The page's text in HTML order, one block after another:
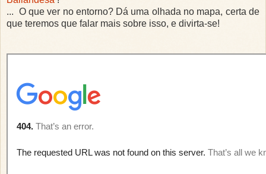
... O que ver no entorno? Dá uma olhada no mapa, certa de
que teremos que falar mais sobre isso, e divirta-se!